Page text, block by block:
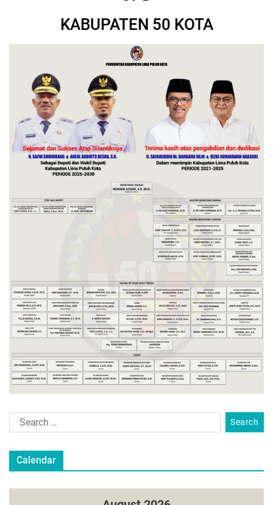
KABUPATEN 50 KOTA
Calendar